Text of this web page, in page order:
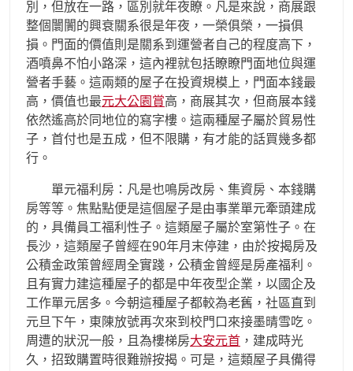
別，但放在一路，區別就年夜瞭。凡是來說，商展跟
整個闤闠的興衰關系很是年夜，一榮俱榮，一損俱
損。門面的價值則是關系到運營者自己的程度高下，
酒噴鼻不怕小路深，這內裡就包括瞭瞭門面地位與運
營者手藝。這兩類的屋子在投資規模上，門面本錢最
高，價值也最元大公園賞高，商展其次，但商展本錢
依然遙高於同地位的寫字樓。這兩種屋子屬於貿易性
子，首付也是五成，但不限購，有才能的話買幾多都
行。
單元福利房：凡是也鳴房改房、集資房、本錢購
房等等。焦點點便是這個屋子是由事業單元牽頭建成
的，具備員工福利性子。這類屋子屬於室第性子。在
長沙，這類屋子曾經在90年月末停建，由於按揭房及
公積金政策曾經周全實踐，公積金曾經是房產福利。
且有實力建這種屋子的都是中年夜型企業，以國企及
工作單元居多。今朝這種屋子都較為老舊，社區直到
元旦下午，東陳放號再次來到校門口來接墨晴雪吃。
周遭的狀況一般，且為樓梯房大安元首 ，建成時光
久，招致購置時很難辦按揭。可是，這類屋子具備得